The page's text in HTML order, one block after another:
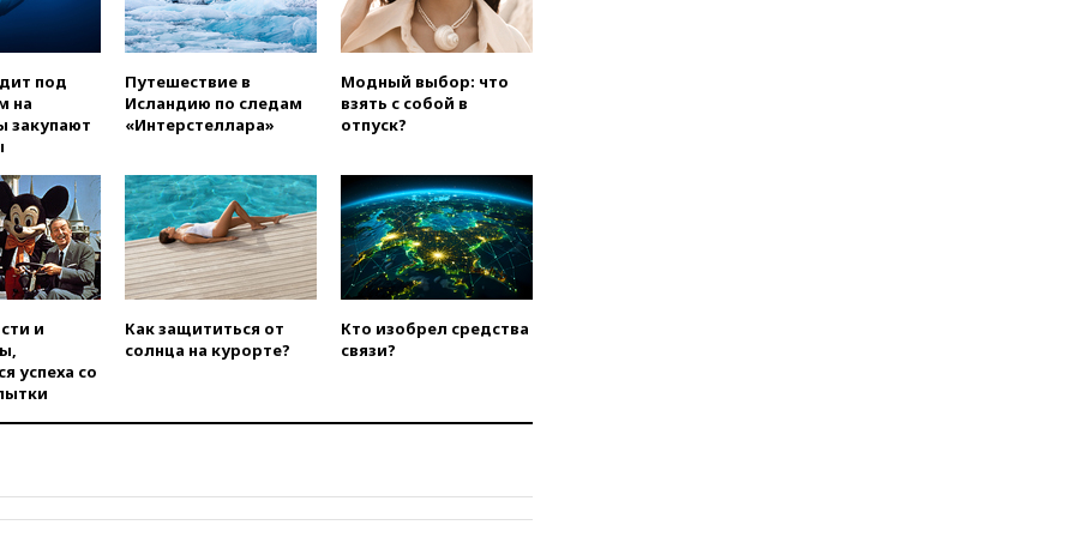
введет экзамен для
претендентов на получение
гражданства
вчера, 20:12Минобороны
Болгарии: упавший в стране
беспилотник, скорее всего,
вчера, 19:29ОАЭ обвинили
Иран в атаке на судно
нефтяной компании ADNOC в
Ормузе
вчера, 18:56 «Газпром»: объем
хранилищах достиг
антирекорда
экс-председателя Верховного
суда на пост президента
под
на
закупают
Путешествие в
Исландию по следам
«Интерстеллара»
Модный выбор: что
взять с собой в
отпуск?
и
успеха со
Как защититься от
солнца на курорте?
Кто изобрел средства
связи?